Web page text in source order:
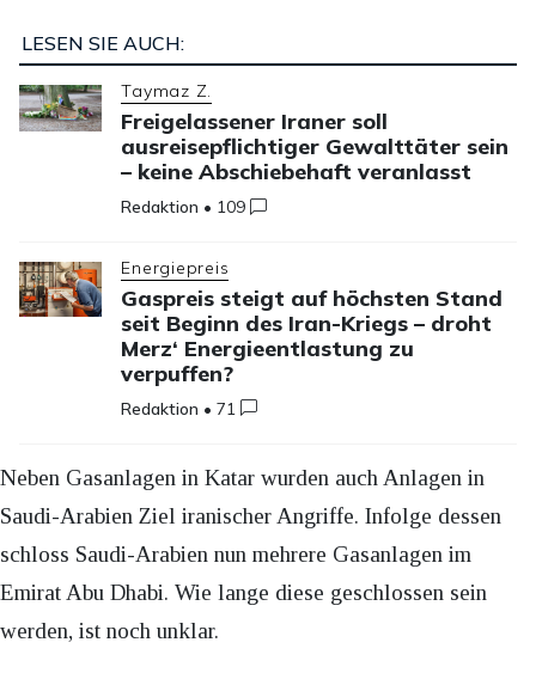
LESEN SIE AUCH:
Taymaz Z.
Freigelassener Iraner soll
ausreisepflichtiger Gewalttäter sein
– keine Abschiebehaft veranlasst
Redaktion • 109
Energiepreis
Gaspreis steigt auf höchsten Stand
seit Beginn des Iran-Kriegs – droht
Merz‘ Energieentlastung zu
verpuffen?
Redaktion •71
Neben Gasanlagen in Katar wurden auch Anlagen in
Saudi-Arabien Ziel iranischer Angriffe. Infolge dessen
schloss Saudi-Arabien nun mehrere Gasanlagen im
Emirat Abu Dhabi. Wie lange diese geschlossen sein
werden, ist noch unklar.